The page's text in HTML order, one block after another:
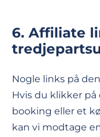
6. Affiliate
Nogle links på
Hvis du klikker
booking eller et
kan vi modtage